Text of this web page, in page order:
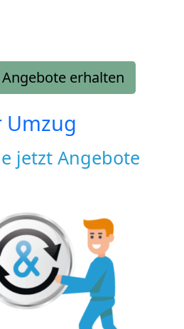
erhalten
Umzug
jetzt Angebote